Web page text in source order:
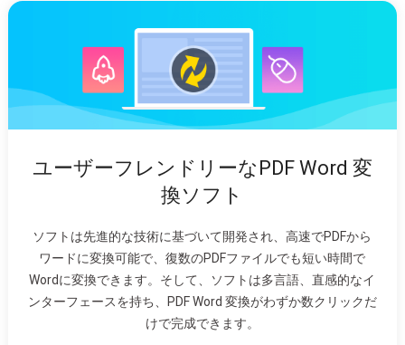
ユーザーフレンドリーなPDF Word 変
換ソフト
ソフトは先進的な技術に基づいて開発され、高速でPDFから
ワードに変換可能で、復数のPDFファイルでも短い時間で
Wordに変換できます。そして、ソフトは多言語、直感的なイ
ンターフェースを持ち、PDF Word 変換がわずか数クリックだ
けで完成できます。